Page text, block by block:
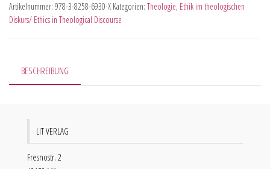
Artikelnummer: 978-3-8258-6930-X Kategorien: Theologie, Ethik im theologischen
Diskurs/ Ethics in Theological Discourse
BESCHREIBUNG
LIT VERLAG
Fresnostr. 2